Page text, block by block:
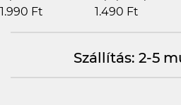
1.990 Ft 1.490 Ft
Szállítás: 2-5